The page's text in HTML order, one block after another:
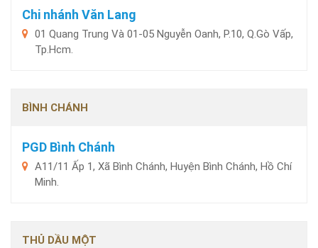
Chi nhánh Văn Lang
01 Quang Trung Và 01-05 Nguyễn Oanh, P.10, Q.Gò Vấp,
Tp.Hcm.
BÌNH CHÁNH
PGD Bình Chánh
A11/11 Ấp 1, Xã Bình Chánh, Huyện Bình Chánh, Hồ Chí
Minh.
THỦ DẦU MỘT